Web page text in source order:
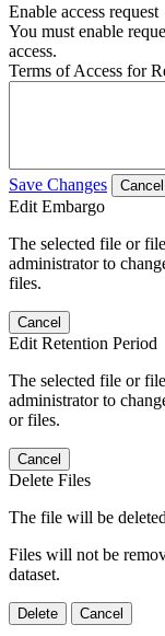
Enable access request
You must enable
access.
Terms of Access for
Save Changes Cancel
Edit Embargo
The selected file or
administrator to
files.
Cancel
Edit Retention Period
The selected file or
administrator to
or files.
Cancel
Delete Files
The file will be
Files will not be
dataset.
Delete Cancel